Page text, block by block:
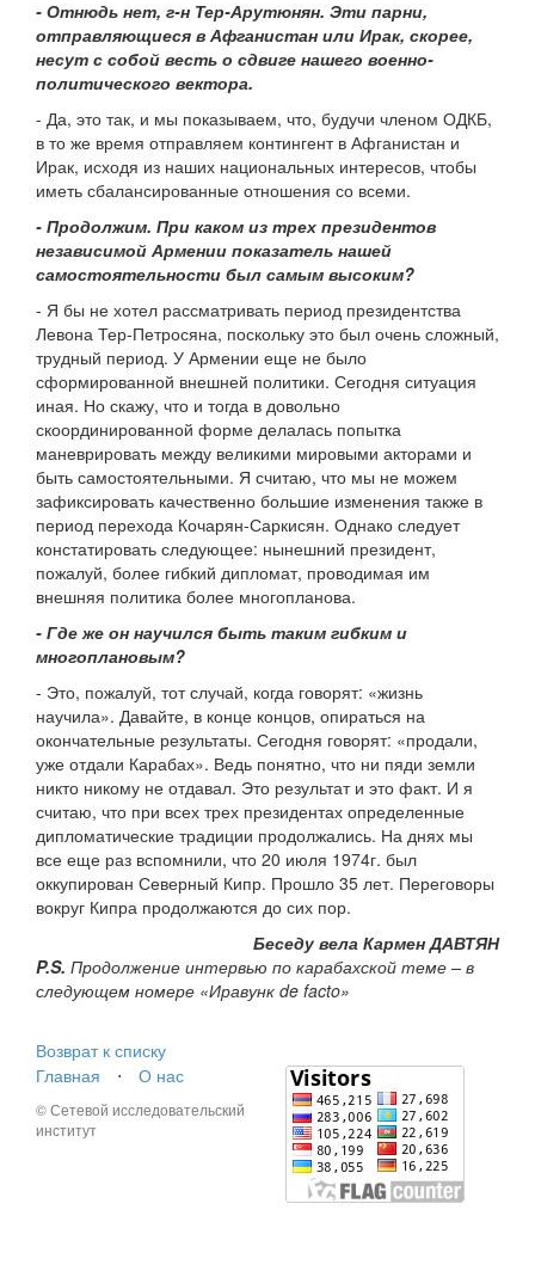
- Отнюдь нет, г-н Тер-Арутюнян. Эти парни,
отправляющиеся в Афганистан или Ирак, скорее,
несут с собой весть о сдвиге нашего военно-
политического вектора.
- Да, это так, и мы показываем, что, будучи членом ОДКБ,
в то же время отправляем контингент в Афганистан и
Ирак, исходя из наших национальных интересов, чтобы
иметь сбалансированные отношения со всеми.
- Продолжим. При каком из трех президентов
независимой Армении показатель нашей
самостоятельности был самым высоким?
- Я бы не хотел рассматривать период президентства
Левона Тер-Петросяна, поскольку это был очень сложный,
трудный период. У Армении еще не было
сформированной внешней политики. Сегодня ситуация
иная. Но скажу, что и тогда в довольно
скоординированной форме делалась попытка
маневрировать между великими мировыми акторами и
быть самостоятельными. Я считаю, что мы не можем
зафиксировать качественно большие изменения также в
период перехода Кочарян-Саркисян. Однако следует
констатировать следующее: нынешний президент,
пожалуй, более гибкий дипломат, проводимая им
внешняя политика более многопланова.
- Где же он научился быть таким гибким и
многоплановым?
- Это, пожалуй, тот случай, когда говорят: «жизнь
научила». Давайте, в конце концов, опираться на
окончательные результаты. Сегодня говорят: «продали,
уже отдали Карабах». Ведь понятно, что ни пяди земли
никто никому не отдавал. Это результат и это факт. И я
считаю, что при всех трех президентах определенные
дипломатические традиции продолжались. На днях мы
все еще раз вспомнили, что 20 июля 1974г. был
оккупирован Северный Кипр. Прошло 35 лет. Переговоры
вокруг Кипра продолжаются до сих пор.
Беседу вела Кармен ДАВТЯН
P.S. Продолжение интервью по карабахской теме – в
следующем номере «Иравунк de facto»
Возврат к списку
Главная
⋅ О нас
© Сетевой исследовательский
институт